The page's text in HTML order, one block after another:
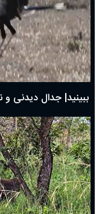
دعای روز سوم ماه مبارک رمضان؛ ۱۴
دعای روز دوم ماه مبارک رمضان ۱ اسفند
دعای روز اول ماه مبارک رمضان، ۳۰
حضرت زینب(س) چگونه از
بهترین پیامک تبریک روز پدر ۱۴۰۴؛ جملات زیبا و
ببینید| جدال دیدنی